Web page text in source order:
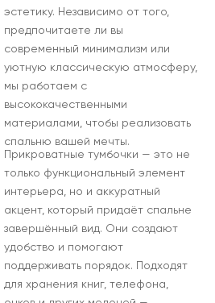
эстетику. Независимо от того,
предпочитаете ли вы
современный минимализм или
уютную классическую атмосферу,
мы работаем с
высококачественными
материалами, чтобы реализовать
спальню вашей мечты.
Прикроватные тумбочки — это не
только функциональный элемент
интерьера, но и аккуратный
акцент, который придаёт спальне
завершённый вид. Они создают
удобство и помогают
поддерживать порядок. Подходят
для хранения книг, телефона,